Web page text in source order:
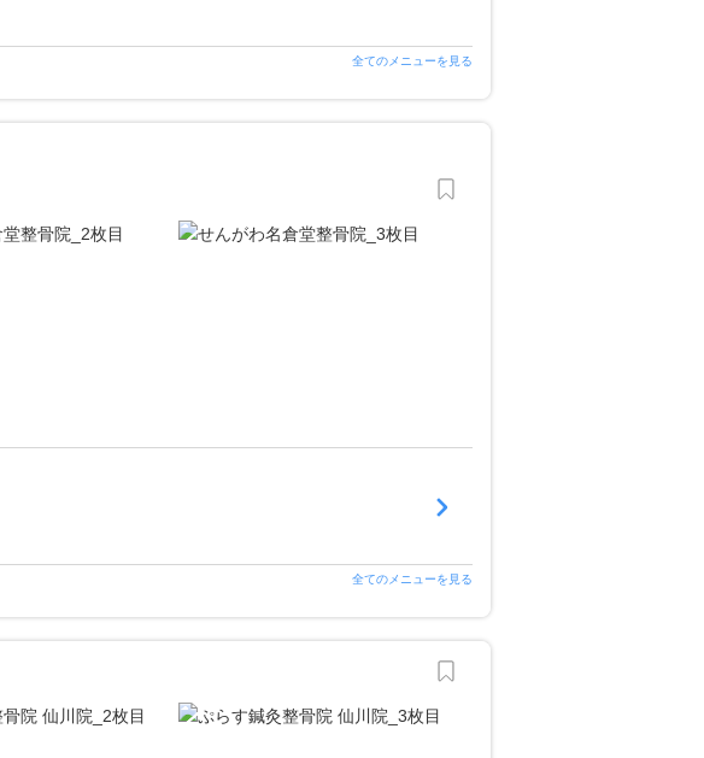
全てのメニューを見る
全てのメニューを見る